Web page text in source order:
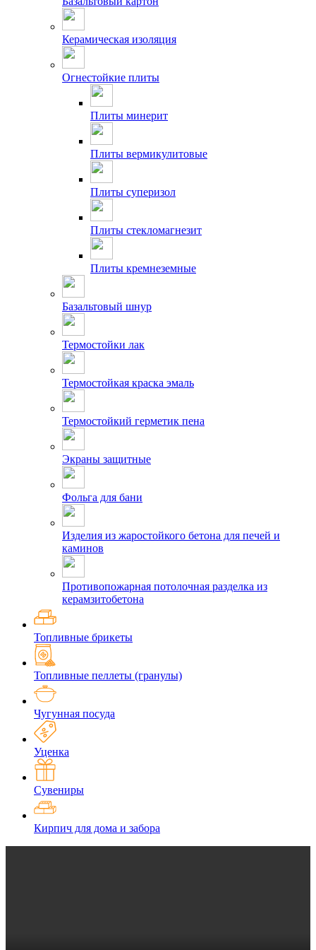
Керамическая изоляция
Огнестойкие плиты
Плиты минерит
Плиты вермикулитовые
Плиты суперизол
Плиты стекломагнезит
Плиты кремнеземные
Базальтовый шнур
Термостойки лак
Термостойкая краска эмаль
Термостойкий герметик пена
Экраны защитные
Фольга для бани
Изделия из жаростойкого бетона для печей и
каминов
Противопожарная потолочная разделка из
керамзитобетона
Топливные брикеты
Топливные пеллеты (гранулы)
Чугунная посуда
Уценка
Сувениры
Кирпич для дома и забора